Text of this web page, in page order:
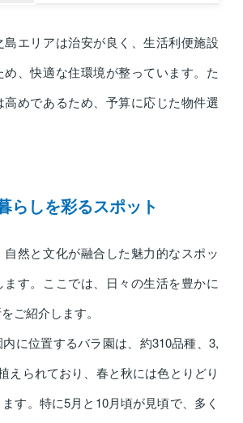
島エリアは治安が良く、生活利便施設
め、快適な住環境が整っています。た
高めであるため、予算に応じた物件選
らしを彩るスポット
然と文化が融合した魅力的なスポッ
ます。ここでは、日々の生活を豊かに
ご紹介します。
に位置するバラ園は、約310品種、3,
えられており、春と秋には色とりどり
す。特に5月と10月頃が見頃で、多く